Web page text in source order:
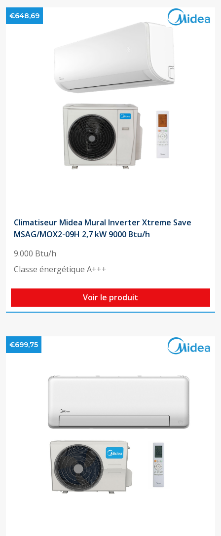
€648,69
Climatiseur Midea Mural Inverter Xtreme Save
MSAG/MOX2-09H 2,7 kW 9000 Btu/h
9.000 Btu/h
Classe énergétique A+++
Voir le produit
€699,75